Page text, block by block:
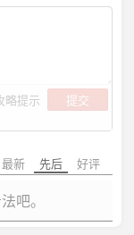
略提示
提交
最新 先后 好评
吧。